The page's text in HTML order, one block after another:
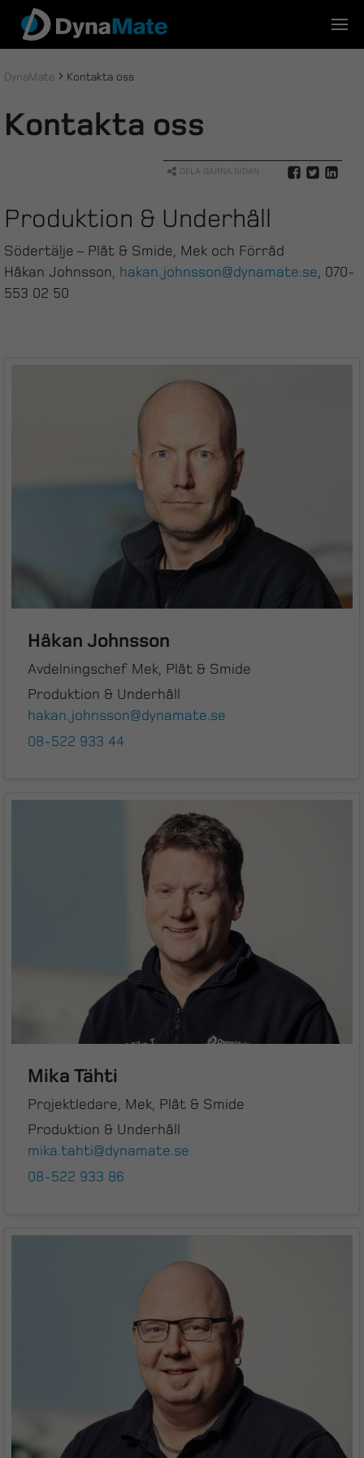
content
DynaMate Kontakta oss
Kontakta oss
DELA GÄRNA SIDAN
Produktion & Underhåll
Södertälje – Plåt & Smide, Mek och Förråd
Håkan Johnsson, hakan.johnsson@dynamate.se, 070-
553 02 50
Håkan Johnsson
Avdelningschef Mek, Plåt & Smide
Produktion & Underhåll
hakan.johnsson@dynamate.se
08-522 933 44
Mika Tähti
Projektledare, Mek, Plåt & Smide
Produktion & Underhåll
mika.tahti@dynamate.se
08-522 933 86